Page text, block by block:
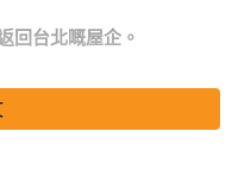
回台北嘅屋企。
2》期間，曾謂戲中有一場